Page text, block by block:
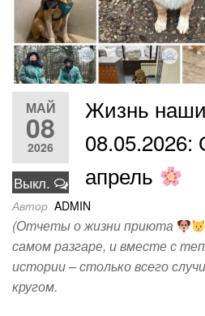
МАЙ
08
2026
Выкл.
Жизнь
08.05.2026:
апрель
Автор ADMIN
(Отчеты о жизни приюта
самом разгаре, и вместе с
истории – столько всего
кругом.